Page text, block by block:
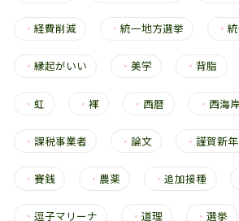
・ 経費削減 ・統一地方選挙 ・
・ 縁起がいい ・美学 ・背脂
・ 虹 ・褌 ・ 西暦 ・ 西海岸
・ 課税事業者 ・論文 ・謹賀新年
・ 賽銭 ・ 農薬 ・追加接種
・ 逗子マリーナ ・道理 ・選挙